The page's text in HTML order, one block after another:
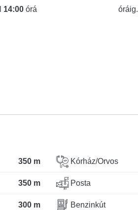
14:00 órá óráig.
350 m
350 m
300 m
Kórház/Orvos
Posta
Benzinkút